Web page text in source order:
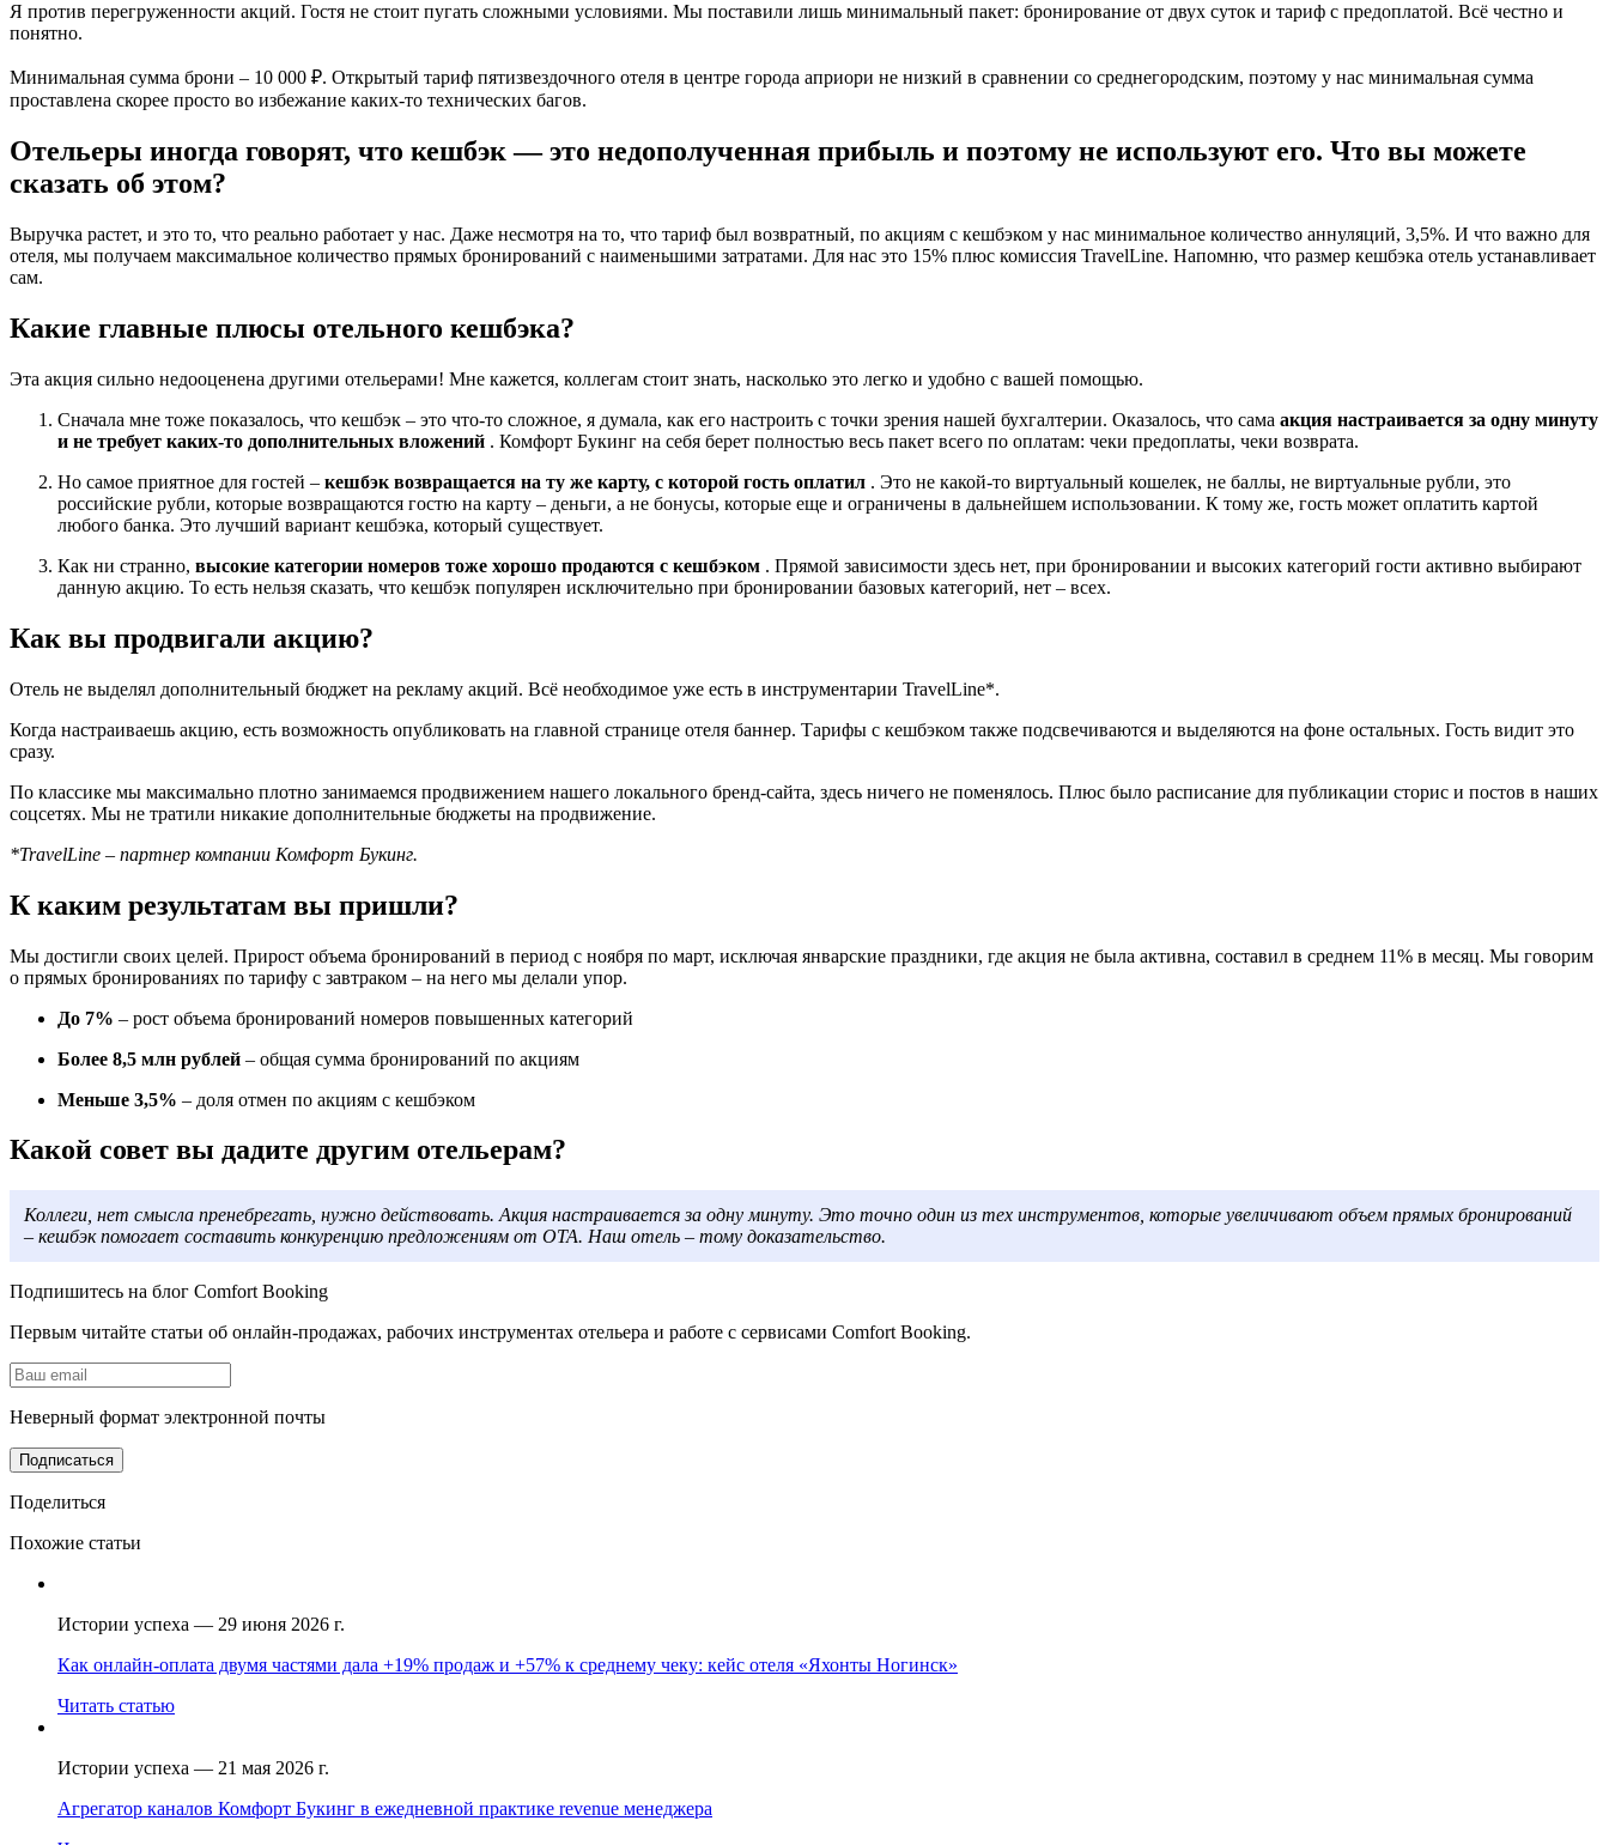
Я против перегруженности акций. Гостя не стоит пугать сложными условиями. Мы поставили лишь минимальный пакет: бронирование от двух суток и тариф с предоплатой. Всё честно и
понятно.
Минимальная сумма брони – 10 000 ₽. Открытый тариф пятизвездочного отеля в центре города априори не низкий в сравнении со среднегородским, поэтому у нас минимальная сумма
проставлена скорее просто во избежание каких-то технических багов.
Отельеры иногда говорят, что кешбэк — это недополученная прибыль и поэтому не используют его. Что вы можете
сказать об этом?
Выручка растет, и это то, что реально работает у нас. Даже несмотря на то, что тариф был возвратный, по акциям с кешбэком у нас минимальное количество аннуляций, 3,5%. И что важно для
отеля, мы получаем максимальное количество прямых бронирований с наименьшими затратами. Для нас это 15% плюс комиссия TravelLine. Напомню, что размер кешбэка отель устанавливает
сам.
Какие главные плюсы отельного кешбэка?
Эта акция сильно недооценена другими отельерами! Мне кажется, коллегам стоит знать, насколько это легко и удобно с вашей помощью.
Сначала мне тоже показалось, что кешбэк – это что-то сложное, я думала, как его настроить с точки зрения нашей бухгалтерии. Оказалось, что сама акция настраивается за одну минуту
и не требует каких-то дополнительных вложений . Комфорт Букинг на себя берет полностью весь пакет всего по оплатам: чеки предоплаты, чеки возврата.
Но самое приятное для гостей – кешбэк возвращается на ту же карту, с которой гость оплатил . Это не какой-то виртуальный кошелек, не баллы, не виртуальные рубли, это
российские рубли, которые возвращаются гостю на карту – деньги, а не бонусы, которые еще и ограничены в дальнейшем использовании. К тому же, гость может оплатить картой
любого банка. Это лучший вариант кешбэка, который существует.
Как ни странно, высокие категории номеров тоже хорошо продаются с кешбэком . Прямой зависимости здесь нет, при бронировании и высоких категорий гости активно выбирают
данную акцию. То есть нельзя сказать, что кешбэк популярен исключительно при бронировании базовых категорий, нет – всех.
Как вы продвигали акцию?
Отель не выделял дополнительный бюджет на рекламу акций. Всё необходимое уже есть в инструментарии TravelLine*.
Когда настраиваешь акцию, есть возможность опубликовать на главной странице отеля баннер. Тарифы с кешбэком также подсвечиваются и выделяются на фоне остальных. Гость видит это
сразу.
По классике мы максимально плотно занимаемся продвижением нашего локального бренд-сайта, здесь ничего не поменялось. Плюс было расписание для публикации сторис и постов в наших
соцсетях. Мы не тратили никакие дополнительные бюджеты на продвижение.
*TravelLine – партнер компании Комфорт Букинг.
К каким результатам вы пришли?
Мы достигли своих целей. Прирост объема бронирований в период с ноября по март, исключая январские праздники, где акция не была активна, составил в среднем 11% в месяц. Мы говорим
о прямых бронированиях по тарифу с завтраком – на него мы делали упор.
До 7% – рост объема бронирований номеров повышенных категорий
Более 8,5 млн рублей – общая сумма бронирований по акциям
Меньше 3,5% – доля отмен по акциям с кешбэком
Какой совет вы дадите другим отельерам?
Коллеги, нет смысла пренебрегать, нужно действовать. Акция настраивается за одну минуту. Это точно один из тех инструментов, которые увеличивают объем прямых бронирований
– кешбэк помогает составить конкуренцию предложениям от ОТА. Наш отель – тому доказательство.
Подпишитесь на блог Comfort Booking
Первым читайте статьи об онлайн-продажах, рабочих инструментах отельера и работе с сервисами Comfort Booking.
Неверный формат электронной почты
Подписатьcя
Поделиться
Похожие статьи
Истории успеха — 29 июня 2026 г.
Как онлайн-оплата двумя частями дала +19% продаж и +57% к среднему чеку: кейс отеля «Яхонты Ногинск»
Читать статью
Истории успеха — 21 мая 2026 г.
Агрегатор каналов Комфорт Букинг в ежедневной практике revenue менеджера